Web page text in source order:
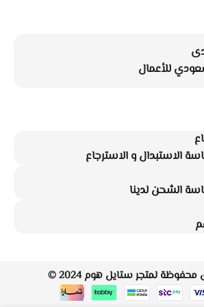
للأعمال
الاستبدال و الاسترجاع
الشحن لدينا
محفوظة لمتجرستايل هوم2024 ©